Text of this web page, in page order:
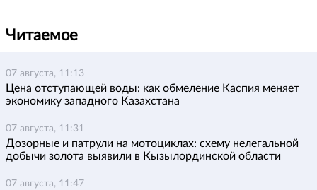
Читаемое
07 августа, 11:13
Цена отступающей воды: как обмеление Каспия меняет
экономику западного Казахстана
07 августа, 11:31
Дозорные и патрули на мотоциклах: схему нелегальной
добычи золота выявили в Кызылординской области
07 августа, 11:47